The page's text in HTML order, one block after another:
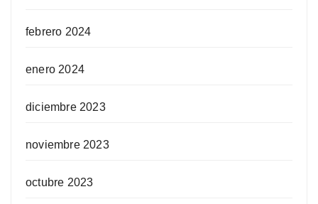
febrero 2024
enero 2024
diciembre 2023
noviembre 2023
octubre 2023